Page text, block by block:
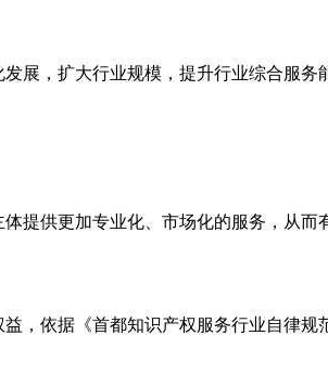
展，扩大行业规模，提升行业综合服务
提供更加专业化、市场化的服务，从而
，依据《首都知识产权服务行业自律